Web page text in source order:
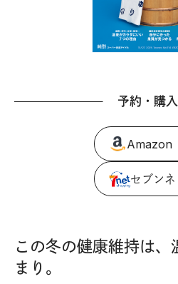
予約・購
Amazon
セブンネ
この冬の健康維持は、
まり。